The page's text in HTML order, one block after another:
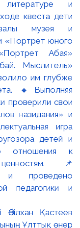
и
квеста дети
залы музея и
«Портрет юного
Абая»
Мыслитель»
им глубже
🔸Выполняя
проверили свои
назидания» и
игра
детей и
отношения к
📌
и проведено
педагогики и